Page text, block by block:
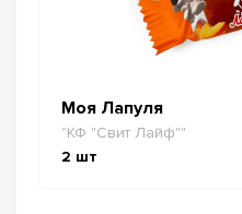
Моя Лапуля
"КФ "Свит Лайф""
2 шт